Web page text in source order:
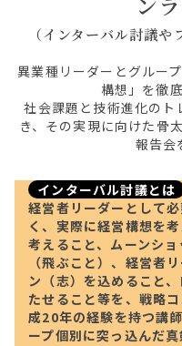
（インターバル討議や
異業種リーダーとグルー
構想」を徹
社会課題と技術進化のト
き、その実現に向けた骨
報告会
インターバル討議とは
経営者リーダーとして
く、実際に経営構想を
考えること、ムーンシ
（飛ぶこと）、経営者
ン（志）を込めること
たせること等を、戦略
成20年の経験を持つ講
ープ個別に突っ込んだ真